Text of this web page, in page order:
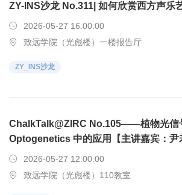
ZY-INS沙龙 No.311| 如何欣赏西方声乐
2026-05-27 16:00:00
致远学院（光彪楼）一楼报告厅
ZY_INS沙龙
ChalkTalk@ZIRC No.105——植物光信
Optogenetics 中的应用【主讲嘉宾：尹
2026-05-27 12:00:00
致远学院（光彪楼）110教室